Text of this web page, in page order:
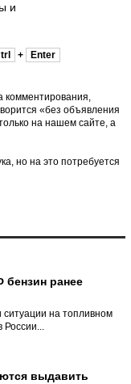
и
+ Enter
комментирования,
«без объявления
на нашем сайте, а
но на это потребуется
бензин ранее
ситуации на топливном
России...
выдавить